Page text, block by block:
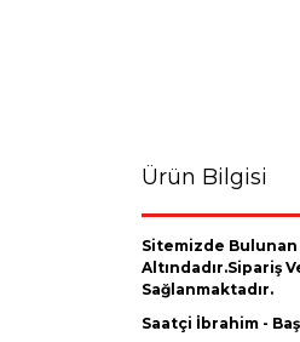
Ürün Bilgisi
Sitemizde
Altındadır.Sipariş
Sağlanmaktadır.
Saatçi İbrahim -